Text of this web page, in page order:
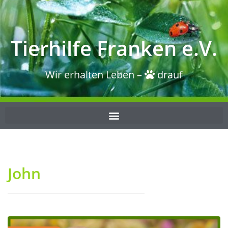
Tierhilfe Franken e.V.
Wir erhalten Leben – drauf
John